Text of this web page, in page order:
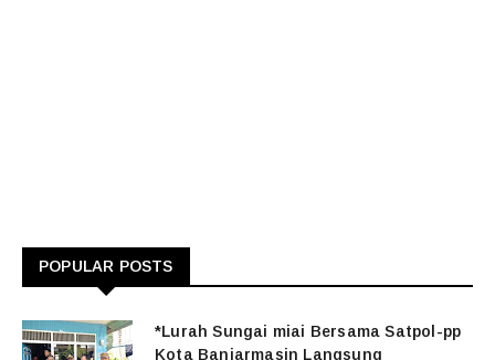
POPULAR POSTS
*Lurah Sungai miai Bersama Satpol-pp
Kota Banjarmasin Langsung